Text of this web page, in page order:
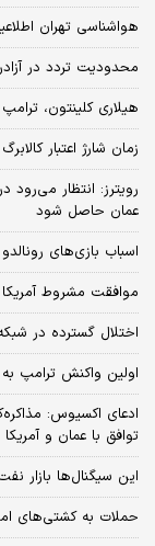
هواشناسی تهران
محدودیت تردد در آزادراه
هیلاری کلینتون،
زمان شارژ اعتبار
رویترز: انتظار
عمان حاصل شود
اسباب‌ بازی‌های
موافقت مشروط آمریکا
اختلال گسترده در
اولین واکنش ترامپ
ادعای اکسیوس:
توافق با عمان و
این سیگنال‌ها بازار
حملات به کشتی‌های